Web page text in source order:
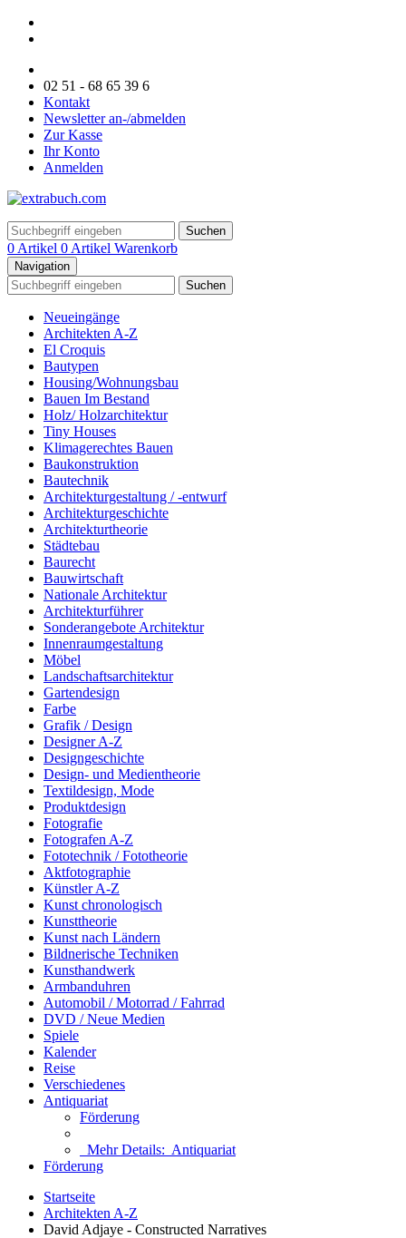
02 51 - 68 65 39 6
Kontakt
Newsletter an-/abmelden
Zur Kasse
Ihr Konto
Anmelden
Suchen
0 Artikel 0 Artikel Warenkorb
Navigation
Suchen
Neueingänge
Architekten A-Z
El Croquis
Bautypen
Housing/Wohnungsbau
Bauen Im Bestand
Holz/ Holzarchitektur
Tiny Houses
Klimagerechtes Bauen
Baukonstruktion
Bautechnik
Architekturgestaltung / -entwurf
Architekturgeschichte
Architekturtheorie
Städtebau
Baurecht
Bauwirtschaft
Nationale Architektur
Architekturführer
Sonderangebote Architektur
Innenraumgestaltung
Möbel
Landschaftsarchitektur
Gartendesign
Farbe
Grafik / Design
Designer A-Z
Designgeschichte
Design- und Medientheorie
Textildesign, Mode
Produktdesign
Fotografie
Fotografen A-Z
Fototechnik / Fototheorie
Aktfotographie
Künstler A-Z
Kunst chronologisch
Kunsttheorie
Kunst nach Ländern
Bildnerische Techniken
Kunsthandwerk
Armbanduhren
Automobil / Motorrad / Fahrrad
DVD / Neue Medien
Spiele
Kalender
Reise
Verschiedenes
Antiquariat
Förderung
Mehr Details: Antiquariat
Förderung
Startseite
Architekten A-Z
David Adjaye - Constructed Narratives